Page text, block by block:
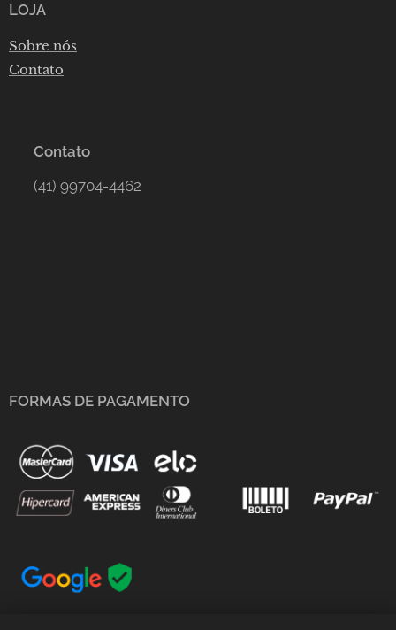
LOJA
Sobre nós
Contato
Contato
(41) 99704-4462
FORMAS DE PAGAMENTO